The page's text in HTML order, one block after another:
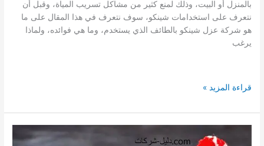
بالمنزل أو البيت، وذلك لمنع كثير من مشاكل تسريب المياة، وقبل أن
نتعرف على استخدامات شينكو، سوف نتعرف في هذا المقال على ما
هو شركة عزل شينكو بالطائف الذي يستخدم، وما هي فوائده، ولماذا
يرغب
افضل
عزل
شينكو
بالطائف
قراءة المزيد »